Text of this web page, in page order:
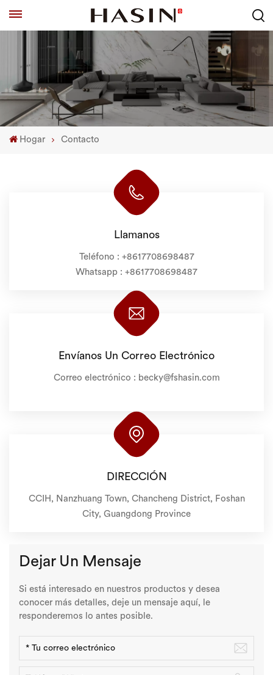
Hogar Contacto
Llamanos
Teléfono : +8617708698487
Whatsapp : +8617708698487
Envíanos Un Correo Electrónico
Correo electrónico : becky@fshasin.com
DIRECCIÓN
CCIH, Nanzhuang Town, Chancheng District, Foshan
City, Guangdong Province
Dejar Un Mensaje
Si está interesado en nuestros productos y desea
conocer más detalles, deje un mensaje aquí, le
responderemos lo antes posible.